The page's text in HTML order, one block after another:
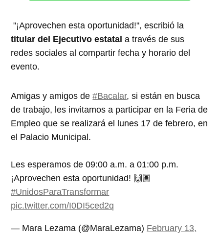
"¡Aprovechen esta oportunidad!", escribió la
titular del Ejecutivo estatala través de sus
redes sociales al compartir fecha y horario del
evento.
Amigas y amigos de#Bacalar, si están en busca
de trabajo, les invitamos a participar en la Feria de
Empleo que se realizará el lunes 17 de febrero, en
el Palacio Municipal.
Les esperamos de 09:00 a.m. a 01:00 p.m.
¡Aprovechen esta oportunidad! 🙌🏽
#UnidosParaTransformar
pic.twitter.com/I0DI5ced2q
— Mara Lezama (@MaraLezama) February 13,